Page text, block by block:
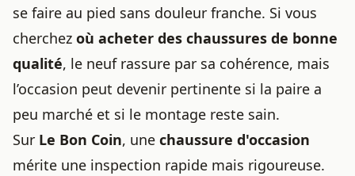
se faire au pied sans douleur franche. Si vous
cherchez où acheter des chaussures de bonne
qualité, le neuf rassure par sa cohérence, mais
l’occasion peut devenir pertinente si la paire a
peu marché et si le montage reste sain.
Sur Le Bon Coin, une chaussure d'occasion
mérite une inspection rapide mais rigoureuse.